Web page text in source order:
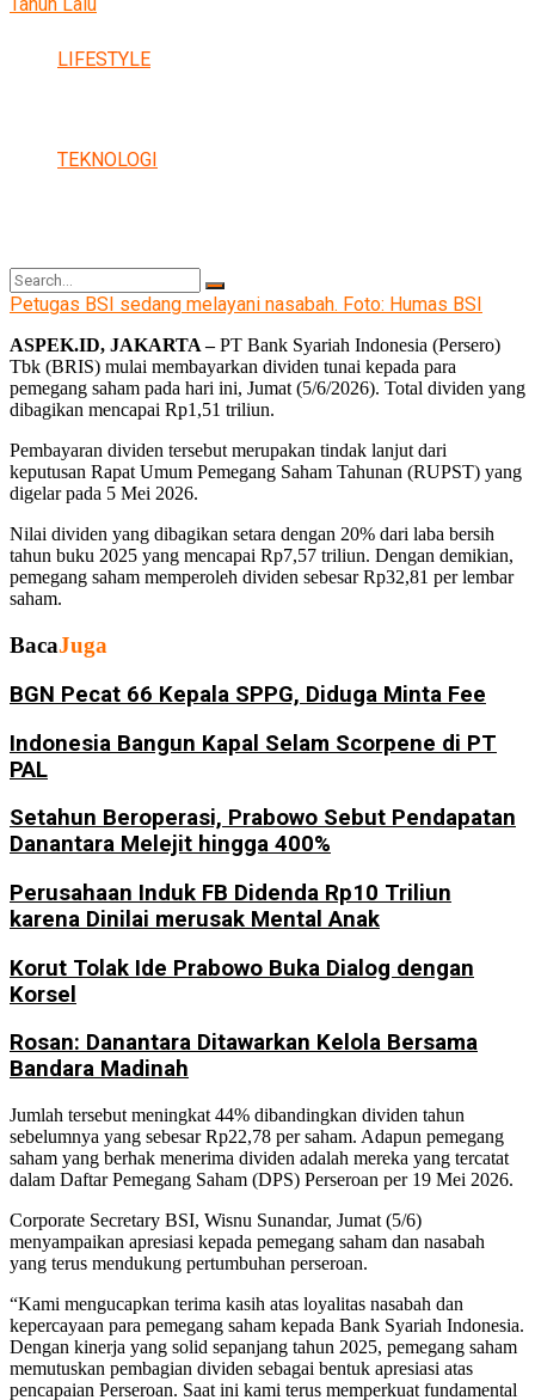
LIFESTYLE
TEKNOLOGI
No Result
View All Result
Petugas BSI sedang melayani nasabah. Foto: Humas BSI
ASPEK.ID, JAKARTA –PT Bank Syariah Indonesia (Persero)
Tbk (BRIS) mulai membayarkan dividen tunai kepada para
pemegang saham pada hari ini, Jumat (5/6/2026). Total dividen yang
dibagikan mencapai Rp1,51 triliun.
Pembayaran dividen tersebut merupakan tindak lanjut dari
keputusan Rapat Umum Pemegang Saham Tahunan (RUPST) yang
digelar pada 5 Mei 2026.
Nilai dividen yang dibagikan setara dengan 20% dari laba bersih
tahun buku 2025 yang mencapai Rp7,57 triliun. Dengan demikian,
pemegang saham memperoleh dividen sebesar Rp32,81 per lembar
saham.
BacaJuga
BGN Pecat 66 Kepala SPPG, Diduga Minta Fee
Indonesia Bangun Kapal Selam Scorpene di PT
PAL
Setahun Beroperasi, Prabowo Sebut Pendapatan
Danantara Melejit hingga 400%
Perusahaan Induk FB Didenda Rp10 Triliun
karena Dinilai merusak Mental Anak
Korut Tolak Ide Prabowo Buka Dialog dengan
Korsel
Rosan: Danantara Ditawarkan Kelola Bersama
Bandara Madinah
Jumlah tersebut meningkat 44% dibandingkan dividen tahun
sebelumnya yang sebesar Rp22,78 per saham. Adapun pemegang
saham yang berhak menerima dividen adalah mereka yang tercatat
dalam Daftar Pemegang Saham (DPS) Perseroan per 19 Mei 2026.
Corporate Secretary BSI, Wisnu Sunandar, Jumat (5/6)
menyampaikan apresiasi kepada pemegang saham dan nasabah
yang terus mendukung pertumbuhan perseroan.
“Kami mengucapkan terima kasih atas loyalitas nasabah dan
kepercayaan para pemegang saham kepada Bank Syariah Indonesia.
Dengan kinerja yang solid sepanjang tahun 2025, pemegang saham
memutuskan pembagian dividen sebagai bentuk apresiasi atas
pencapaian Perseroan. Saat ini kami terus memperkuat fundamental